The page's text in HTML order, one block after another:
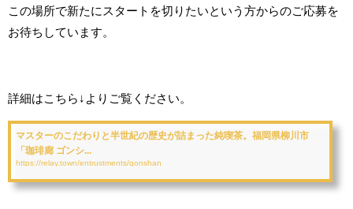
この場所で新たにスタートを切りたいという方からのご応募を
お待ちしています。
詳細はこちら↓よりご覧ください。
マスターのこだわりと半世紀の歴史が詰まった純喫茶。福岡県柳川市
「珈琲廊 ゴンシ...
https://relay.town/entrustments/gonshan